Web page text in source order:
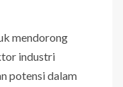
mendorong
industri
potensi dalam